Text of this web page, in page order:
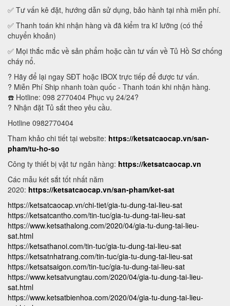
✅ Tư vấn kê đặt, hướng dẫn sử dụng, bảo hành tại nhà miễn phí.
✅ Thanh toán khi nhận hàng và đã kiểm tra kĩ lưỡng (có thể
chuyển khoản)
✅ Mọi thắc mắc về sản phẩm hoặc cần tư vấn về Tủ Hồ Sơ chống
cháy nổ.
? Hãy để lại ngay SĐT hoặc IBOX trực tiếp để được tư vấn.
? Miễn Phí Ship nhanh toàn quốc - Thanh toán khi nhận hàng.
☎️ Hotline: 098 2770404 Phục vụ 24/24?
? Nhận đặt Tủ sắt theo yêu cầu.
Hotline 0982770404
Tham khảo chi tiết tại website: https://ketsatcaocap.vn/san-
pham/tu-ho-so
Công ty thiết bị vật tư ngân hàng: https://ketsatcaocap.vn
Các mẫu két sắt tốt nhất năm
2020: https://ketsatcaocap.vn/san-pham/ket-sat
https://ketsatcaocap.vn/chi-tiet/gia-tu-dung-tai-lieu-sat
https://ketsatcantho.com/tin-tuc/gia-tu-dung-tai-lieu-sat
https://www.ketsathalong.com/2020/04/gia-tu-dung-tai-lieu-
sat.html
https://ketsathanoi.com/tin-tuc/gia-tu-dung-tai-lieu-sat
https://ketsatnhatrang.com/tin-tuc/gia-tu-dung-tai-lieu-sat
https://ketsatsaigon.com/tin-tuc/gia-tu-dung-tai-lieu-sat
https://www.ketsatvungtau.com/2020/04/gia-tu-dung-tai-lieu-
sat.html
https://www.ketsatbienhoa.com/2020/04/gia-tu-dung-tai-lieu-